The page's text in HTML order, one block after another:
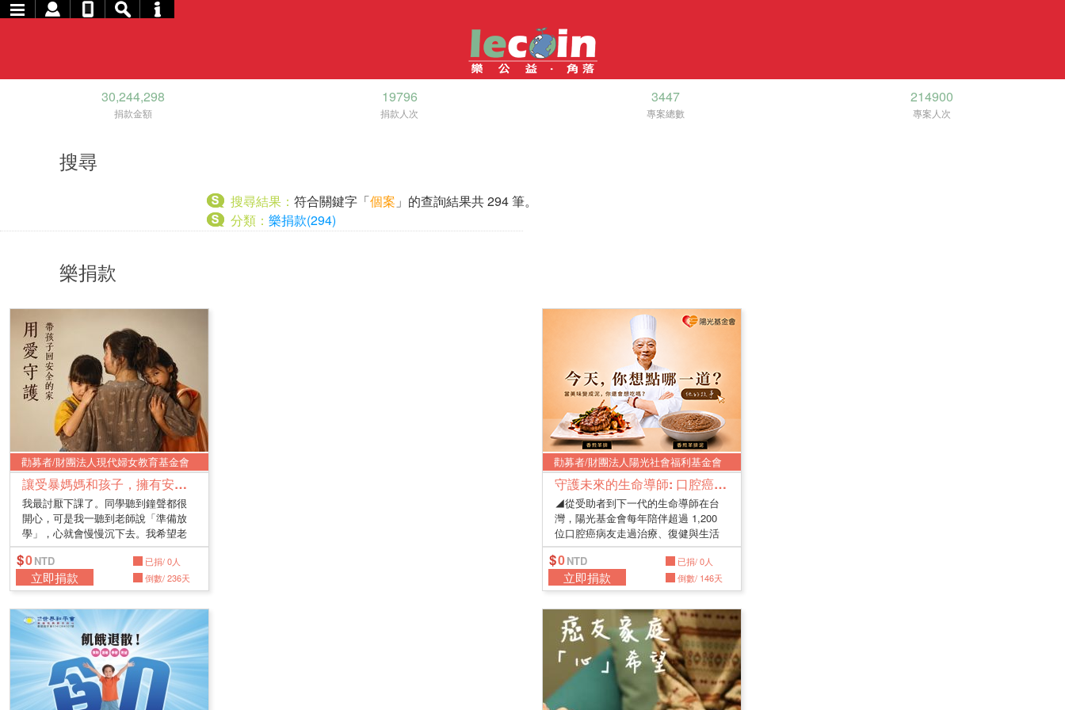
30,244,298
捐款金額
19796
捐款人次
3447
專案總數
214900
專案人次
搜尋
搜尋結果： 符合關鍵字「個案 」的查詢結果共 294 筆。
分類： 樂捐款(294)
樂捐款
勸募者/財團法人現代婦女教育基金會
讓受暴媽媽和孩子，擁有安全的家
我最討厭下課了。同學聽到鐘聲都很
開心，可是我一聽到老師說「準備放
學」，心就會慢慢沉下去。我希望老
師可...
0 已捐/ 0人
立即捐款 倒數/ 236天
勸募者/財團法人陽光社會福利基金會
守護未來的生命導師: 口腔癌生心理重建服務
◢從受助者到下一代的生命導師在台
灣，陽光基金會每年陪伴超過 1,200
位口腔癌病友走過治療、復健與生活
重...
0 已捐/ 0人
立即捐款 倒數/ 146天